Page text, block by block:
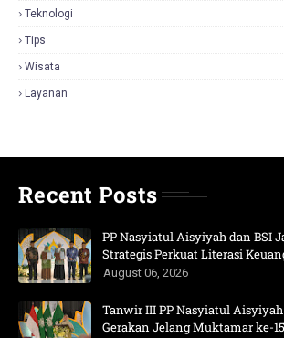
Teknologi
Tips
Wisata
Layanan
Recent Posts
PP Nasyiatul Aisyiyah dan BSI
Strategis Perkuat Literasi
August 06, 2026
Tanwir III PP Nasyiatul
Gerakan Jelang Muktamar ke-15